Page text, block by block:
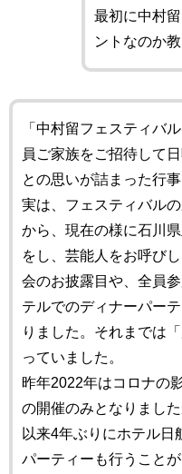
最初に中村
ントなのか
「中村留フェスティバ
員ご家族をご招待して
との思いが詰まった行
実は、フェスティバル
から、現在の様に石川
をし、芸能人をお呼び
会のお披露目や、全員
テルでのディナーパー
りました。それまでは
っていました。
昨年2022年はコロナの
の開催のみとなりまし
以来4年ぶりにホテル日
パーティーも行うこと